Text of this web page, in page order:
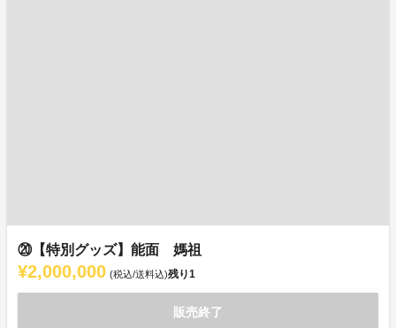
⑳【特別グッズ】能面 媽祖
¥2,000,000 (税込/送料込)残り1
販売終了